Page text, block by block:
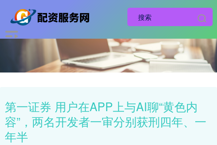
第一证券 用户在APP上与AI聊“黄色内
容”，两名开发者一审分别获刑四年、一
年半